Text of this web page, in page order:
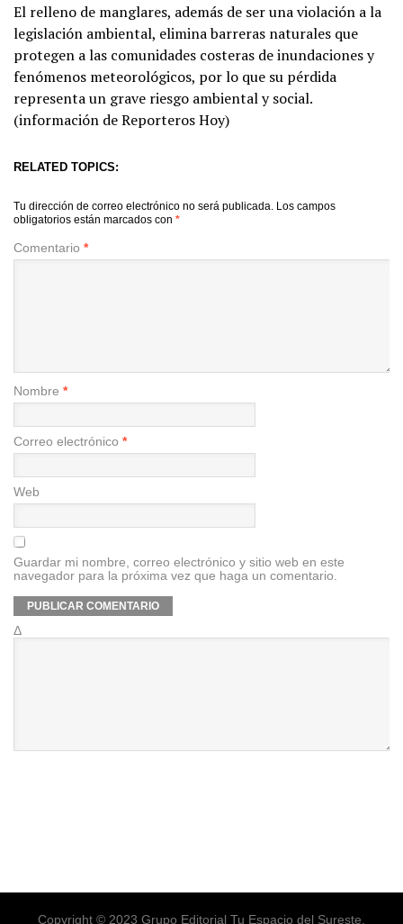
El relleno de manglares, además de ser una violación a la
legislación ambiental, elimina barreras naturales que
protegen a las comunidades costeras de inundaciones y
fenómenos meteorológicos, por lo que su pérdida
representa un grave riesgo ambiental y social.
(información de Reporteros Hoy)
RELATED TOPICS:
Tu dirección de correo electrónico no será publicada. Los campos
obligatorios están marcados con *
Comentario *
Nombre *
Correo electrónico *
Web
Guardar mi nombre, correo electrónico y sitio web en este
navegador para la próxima vez que haga un comentario.
Δ
Copyright © 2023 Grupo Editorial Tu Espacio del Sureste.